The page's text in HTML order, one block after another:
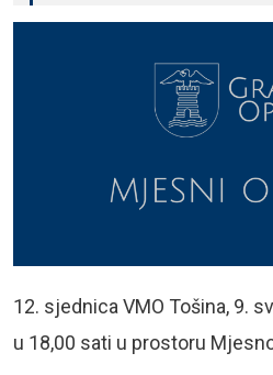
12. sjednica VMO Tošina, 9.
u 18,00 sati u prostoru